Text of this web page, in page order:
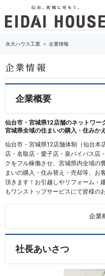
永大ハウス工業 企業情報
企業情報
企業概要
仙台市・宮城県12店舗のネットワー
宮城県全域の住まいの購入・住みか
仙台市・宮城県12店舗体制（仙台本
店・名取店・愛子店・泉バイパス店
クをフル稼働させ、宮城県内全域の
まいの購入・住み替え・売却等、お
頂きます！お引越しやリフォーム・
もワンストップサービスにて皆様の
企業
社長あいさつ